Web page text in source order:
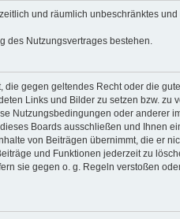
und räumlich unbeschränktes
des Nutzungsvertrages bestehen.
gegen geltendes Recht oder die
Links und Bilder zu setzen bzw. zu
Nutzungsbedingungen oder anderer
Boards ausschließen und Ihnen
von Beiträgen übernimmt, die er
und Funktionen jederzeit zu
sie gegen o. g. Regeln verstoßen